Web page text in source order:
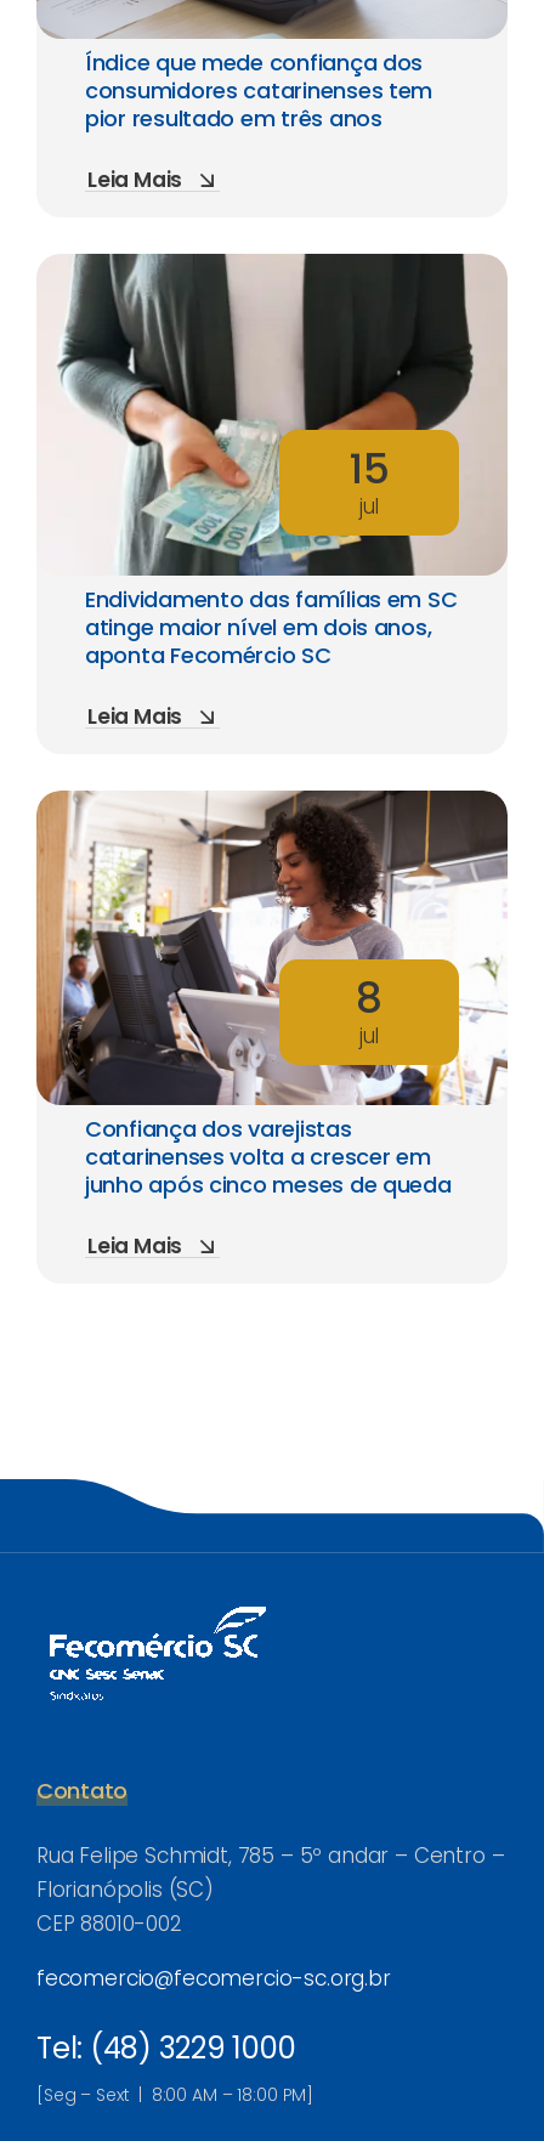
Índice que mede confiança dos
consumidores catarinenses tem
pior resultado em três anos
Leia Mais
15
jul
Endividamento das famílias em SC
atinge maior nível em dois anos,
aponta Fecomércio SC
Leia Mais
8
jul
Confiança dos varejistas
catarinenses volta a crescer em
junho após cinco meses de queda
Leia Mais
Contato
Rua Felipe Schmidt, 785 – 5º andar – Centro –
Florianópolis (SC)
CEP 88010-002
fecomercio@fecomercio-sc.org.br
Tel: (48) 3229 1000
[Seg – Sext | 8:00 AM – 18:00 PM]